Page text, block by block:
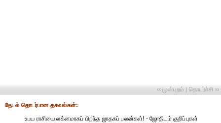
‹‹ முன்புறம் | தொடர்ச்சி ››
தேட‌ல் தொட‌ர்பான தகவ‌ல்க‌ள்:
உபய ராசியை லக்னமாகப் பிறந்த ஜாதகப் பலன்கள்! - ஜோதிடம் குறிப்புகள்